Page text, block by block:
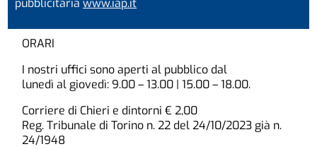
pubblicitariawww.iap.it
ORARI
I nostri uffici sono aperti al pubblico dal
lunedì al giovedì: 9.00 – 13.00 | 15.00 – 18.00.
Corriere di Chieri e dintorni € 2,00
Reg. Tribunale di Torino n. 22 del 24/10/2023 già n.
24/1948